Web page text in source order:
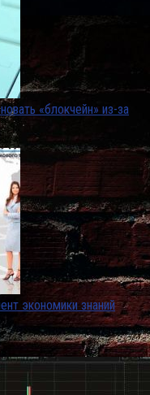
«блокчейн» из-за
экономики знаний